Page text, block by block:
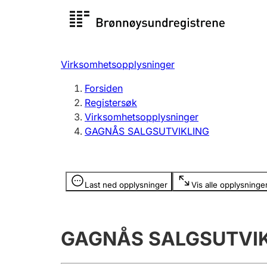
Registersøk
Registrere, endre, slette
Virksomhetsopplysninger
Forsiden
Registersøk
Virksomhetsopplysninger
GAGNÅS SALGSUTVIKLING
Last ned opplysninger Vis alle
Opplysninger er skjult
GAGNÅS